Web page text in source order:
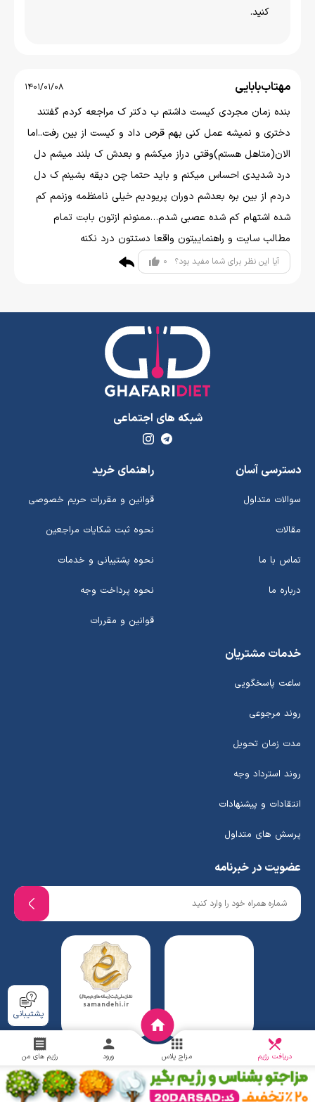
کنید.
مهتاب‌بابایی 1401/01/08
بنده زمان مجردی کیست داشتم ب دکتر ک مراجعه کردم گفتند
دختری و نمیشه عمل کنی بهم قرص داد و کیست از بین رفت..اما
الان(متاهل هستم)وقتی دراز میکشم و بعدش ک بلند میشم دل
درد شدیدی احساس میکنم و باید حتما چن دیقه بشینم ک دل
دردم از بین بره بعدشم دوران پریودیم خیلی نامنظمه وزنمم کم
شده اشتهام کم شده عصبی شدم…ممنونم ازتون بابت تمام
مطالب سایت و راهنماییتون واقعا دستتون درد نکنه
آیا این نظر برای شما مفید بود؟ 0
شبکه های اجتماعی
دسترسی آسان
سوالات متداول
مقالات
تماس با ما
درباره ما
راهنمای خرید
قوانین و مقررات حریم خصوصی
نحوه ثبت شکایات مراجعین
نحوه پشتیبانی و خدمات
نحوه پرداخت وجه
قوانین و مقررات
خدمات مشتریان
ساعت پاسخگویی
روند مرجوعی
مدت زمان تحویل
روند استرداد وجه
انتقادات و پیشنهادات
پرسش های متداول
عضویت در خبرنامه
- Copyright © 2026 - All rights reserved.
پشتیبانی
دریافت رژیم مزاج پلاس ورود رژیم های من